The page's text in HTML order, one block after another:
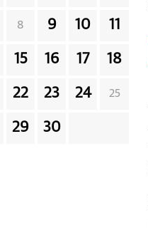
8 9 10 11
15 16 17 18
22 23 24 25
29 30